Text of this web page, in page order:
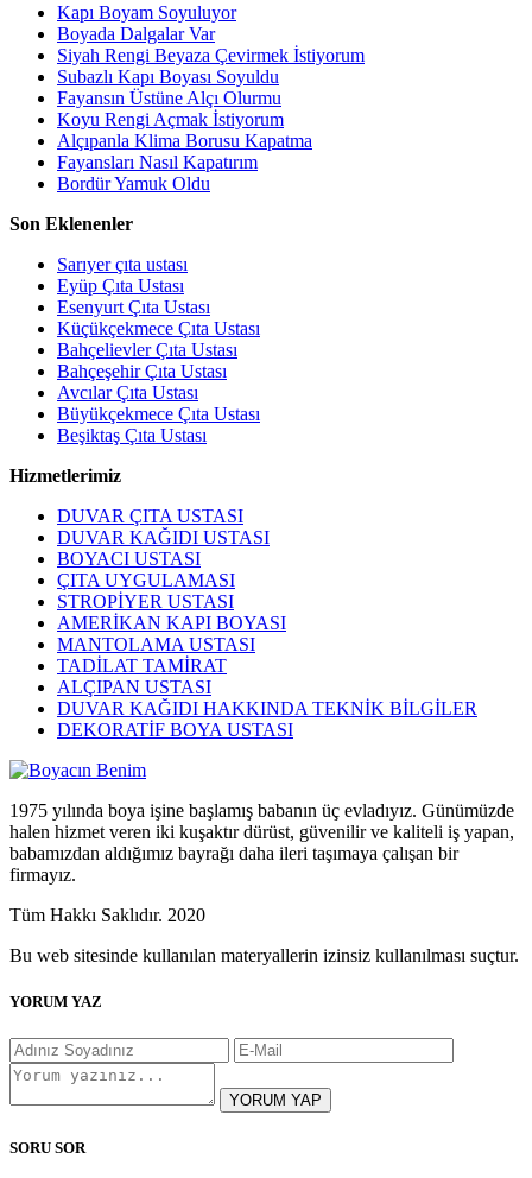
Kapı Boyam Soyuluyor
Boyada Dalgalar Var
Siyah Rengi Beyaza Çevirmek İstiyorum
Subazlı Kapı Boyası Soyuldu
Fayansın Üstüne Alçı Olurmu
Koyu Rengi Açmak İstiyorum
Alçıpanla Klima Borusu Kapatma
Fayansları Nasıl Kapatırım
Bordür Yamuk Oldu
Son Eklenenler
Sarıyer çıta ustası
Eyüp Çıta Ustası
Esenyurt Çıta Ustası
Küçükçekmece Çıta Ustası
Bahçelievler Çıta Ustası
Bahçeşehir Çıta Ustası
Avcılar Çıta Ustası
Büyükçekmece Çıta Ustası
Beşiktaş Çıta Ustası
Hizmetlerimiz
DUVAR ÇITA USTASI
DUVAR KAĞIDI USTASI
BOYACI USTASI
ÇITA UYGULAMASI
STROPİYER USTASI
AMERİKAN KAPI BOYASI
MANTOLAMA USTASI
TADİLAT TAMİRAT
ALÇIPAN USTASI
DUVAR KAĞIDI HAKKINDA TEKNİK BİLGİLER
DEKORATİF BOYA USTASI
1975 yılında boya işine başlamış babanın üç evladıyız. Günümüzde
halen hizmet veren iki kuşaktır dürüst, güvenilir ve kaliteli iş yapan,
babamızdan aldığımız bayrağı daha ileri taşımaya çalışan bir
firmayız.
Tüm Hakkı Saklıdır. 2020
Bu web sitesinde kullanılan materyallerin izinsiz kullanılması suçtur.
YORUM YAZ
YORUM YAP
SORU SOR